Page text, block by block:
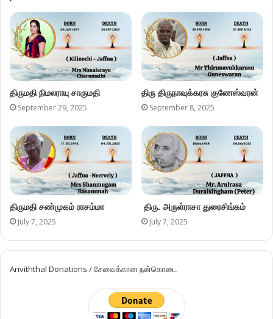
திருமதி நிமலராயு சாருமதி
September 29, 2025
திரு திருநாவுக்கரசு குணேஸ்வரன்
September 8, 2025
திருமதி சண்முகம் ராசம்மா
July 7, 2025
திரு. அருள்ராசா துரைசிங்கம்
July 7, 2025
Ariviththal Donations / சேவைக்கான நன்கொடை